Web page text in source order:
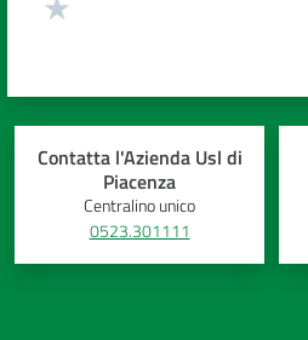
Contatta l'Azienda Usl di
Piacenza
Centralino unico
0523.301111